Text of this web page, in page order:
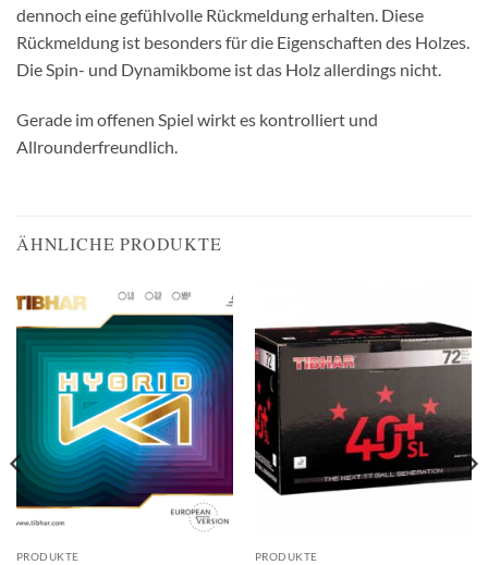
dennoch eine gefühlvolle Rückmeldung erhalten. Diese
Rückmeldung ist besonders für die Eigenschaften des Holzes.
Die Spin- und Dynamikbome ist das Holz allerdings nicht.
Gerade im offenen Spiel wirkt es kontrolliert und
Allrounderfreundlich.
ÄHNLICHE PRODUKTE
PRODUKTE PRODUKTE